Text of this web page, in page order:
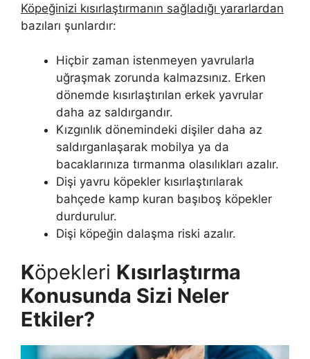
Köpeğinizi kısırlaştırmanın sağladığı yararlardan
bazıları şunlardır:
Hiçbir zaman istenmeyen yavrularla
uğraşmak zorunda kalmazsınız. Erken
dönemde kısırlaştırılan erkek yavrular
daha az saldırgandır.
Kızgınlık dönemindeki dişiler daha az
saldırganlaşarak mobilya ya da
bacaklarınıza tırmanma olasılıkları azalır.
Dişi yavru köpekler kısırlaştırılarak
bahçede kamp kuran başıboş köpekler
durdurulur.
Dişi köpeğin dalaşma riski azalır.
Köpekleri Kısırlaştırma
Konusunda Sizi Neler
Etkiler?